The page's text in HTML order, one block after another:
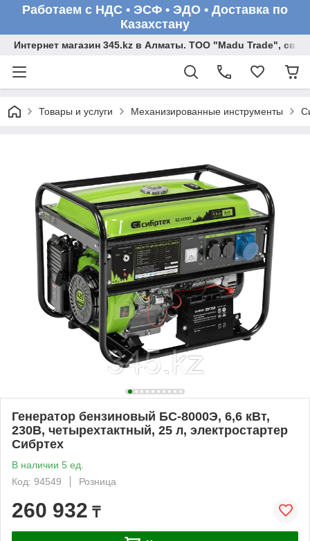
Работаем с НДС • ЭСФ • ЭДО • Доставка по
Казахстану
Интернет магазин 345.kz в Алматы. ТОО "Madu Trade",
Товары и услуги Механизированные инструменты
Генератор бензиновый БС-8000Э, 6,6 кВт,
230В, четырехтактный, 25 л, электростартер
Сибртех
В наличии 5 ед.
Код: 94549
Розница
260 932 ₸